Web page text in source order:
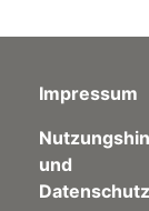
Paper
App
Impressum
und